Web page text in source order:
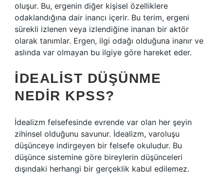
oluşur. Bu, ergenin diğer kişisel özelliklere
odaklandığına dair inancı içerir. Bu terim, ergeni
sürekli izlenen veya izlendiğine inanan bir aktör
olarak tanımlar. Ergen, ilgi odağı olduğuna inanır ve
aslında var olmayan bu ilgiye göre hareket eder.
İDEALIST DÜŞÜNME
NEDIR KPSS?
İdealizm felsefesinde evrende var olan her şeyin
zihinsel olduğunu savunur. İdealizm, varoluşu
düşünceye indirgeyen bir felsefe okuludur. Bu
düşünce sistemine göre bireylerin düşünceleri
dışındaki herhangi bir gerçeklik kabul edilemez.